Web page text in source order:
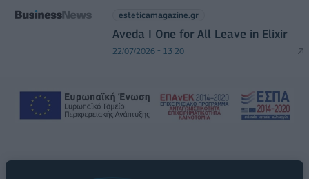
esteticamagazine.gr
Aveda I One for All Leave in Elixir
22/07/2026 - 13:20